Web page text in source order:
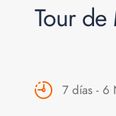
Tour de
7 días - 6